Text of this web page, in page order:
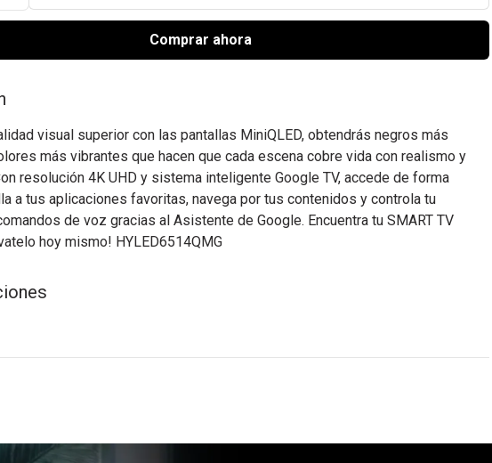
Comprar ahora
visual superior con las pantallas MiniQLED, obtendrás negros más
más vibrantes que hacen que cada escena cobre vida con realismo y
resolución 4K UHD y sistema inteligente Google TV, accede de forma
a tus aplicaciones favoritas, navega por tus contenidos y controla tu
de voz gracias al Asistente de Google. Encuentra tu SMART TV
hoy mismo! HYLED6514QMG